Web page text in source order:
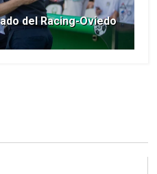
del Racing-Oviedo